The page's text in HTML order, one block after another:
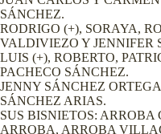
SÁNCHEZ.
RODRIGO (+), SORAYA,
VALDIVIEZO Y JENNIFER
LUIS (+), ROBERTO,
PACHECO SÁNCHEZ.
JENNY SÁNCHEZ
SÁNCHEZ ARIAS.
SUS BISNIETOS:
ARROBA, ARROBA